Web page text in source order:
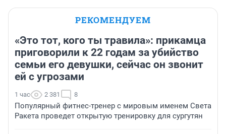
РЕКОМЕНДУЕМ
«Это тот, кого ты травила»: прикамца
приговорили к 22 годам за убийство
семьи его девушки, сейчас он звонит
ей с угрозами
1 час 2 381 8
Популярный фитнес-тренер с мировым именем Света
Ракета проведет открытую тренировку для сургутян